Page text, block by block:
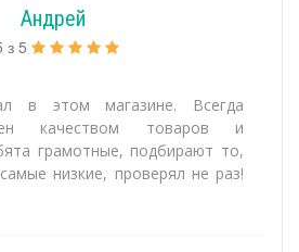
Андрей
з 5
в этом магазине. Всегда
качеством товаров и
грамотные, подбирают то,
низкие, проверял не раз!